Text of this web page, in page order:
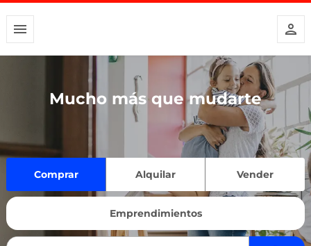
Mucho más que mudarte
Comprar Alquilar Vender
Emprendimientos